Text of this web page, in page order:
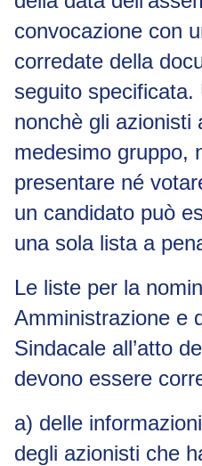
convocazione con
corredate della
seguito specificata.
nonchè gli azionisti
medesimo gruppo,
presentare né
un candidato può
una sola lista a
Le liste per la
Amministrazione e
Sindacale all’atto
devono essere
a) delle
degli azionisti che